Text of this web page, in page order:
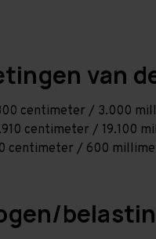
van
centimeter / 3.000
centimeter / 19.100
centimeter / 600